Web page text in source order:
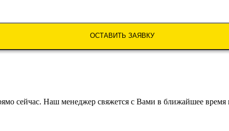
ОСТАВИТЬ ЗАЯВКУ
сейчас. Наш менеджер свяжется с Вами в ближайшее время